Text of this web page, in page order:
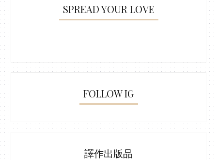
SPREAD YOUR LOVE
FOLLOW IG
譯作出版品